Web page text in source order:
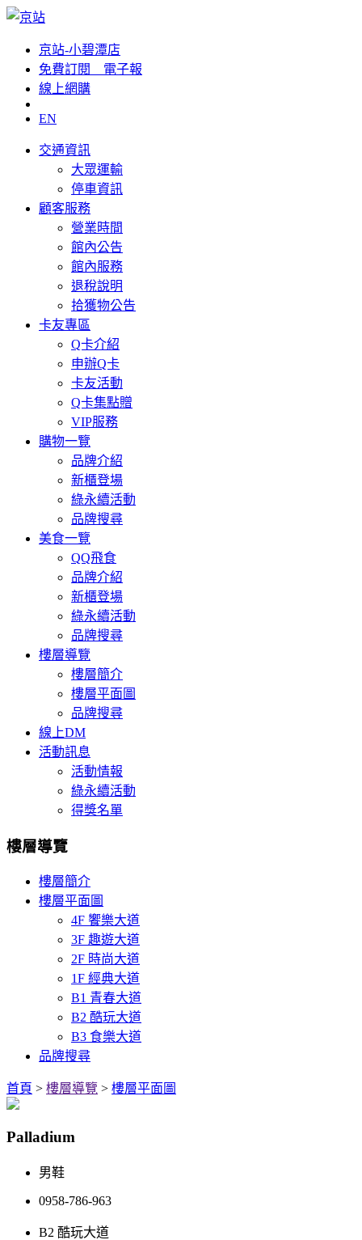
京站-小碧潭店
免費訂閱__電子報
線上網購
EN
交通資訊
大眾運輸
停車資訊
顧客服務
營業時間
館內公告
館內服務
退稅說明
拾獲物公告
卡友專區
Q卡介紹
申辦Q卡
卡友活動
Q卡集點贈
VIP服務
購物一覽
品牌介紹
新櫃登場
綠永續活動
品牌搜尋
美食一覽
QQ飛食
品牌介紹
新櫃登場
綠永續活動
品牌搜尋
樓層導覽
樓層簡介
樓層平面圖
品牌搜尋
線上DM
活動訊息
活動情報
綠永續活動
得獎名單
樓層導覽
樓層簡介
樓層平面圖
4F 饗樂大道
3F 趣遊大道
2F 時尚大道
1F 經典大道
B1 青春大道
B2 酷玩大道
B3 食樂大道
品牌搜尋
首頁 > 樓層導覽 > 樓層平面圖
Palladium
男鞋
0958-786-963
B2 酷玩大道